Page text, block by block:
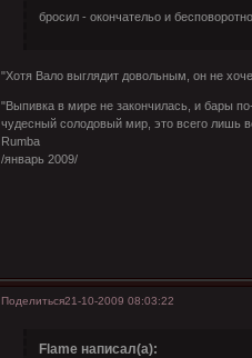
бросил - окончательо и бесповоротно
"Хотя Вало выглядит довольным, он не
"Выпивка в мире не закончилась, и бары
чудесный солодовый мир, это всего лишь
Rumba
/январь 2009/
Поделиться21-10-2009 08:03:22
Flame написал(а):